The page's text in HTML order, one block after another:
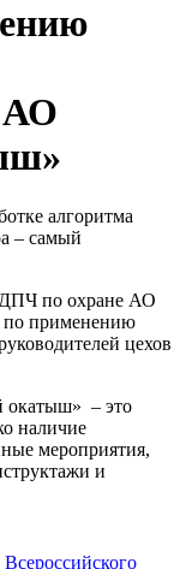
АО
алгоритма
– самый
по охране АО
по применению
цехов
окатыш» – это
наличие
мероприятия,
и